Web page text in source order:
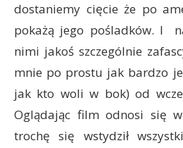
dostaniemy cięcie że po
pokażą jego pośladków. I
nimi jakoś szczególnie
mnie po prostu jak bardzo
jak kto woli w bok) od
Oglądając film odnosi się
trochę się wstydził